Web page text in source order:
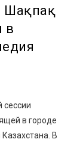
Шақпақ
в
сессии
в городе
В